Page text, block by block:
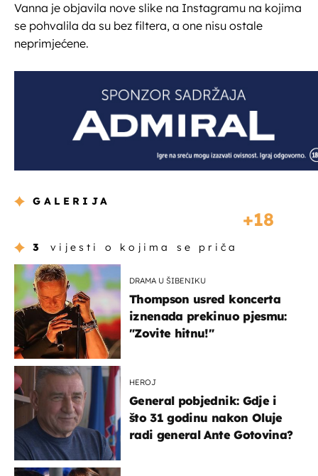
Vanna je objavila nove slike na Instagramu na kojima
se pohvalila da su bez filtera, a one nisu ostale
neprimjećene.
GALERIJA
18
3 vijesti o kojima se priča
DRAMA U ŠIBENIKU
Thompson usred koncerta
iznenada prekinuo pjesmu:
"Zovite hitnu!"
HEROJ
General pobjednik: Gdje i
što 31 godinu nakon Oluje
radi general Ante Gotovina?